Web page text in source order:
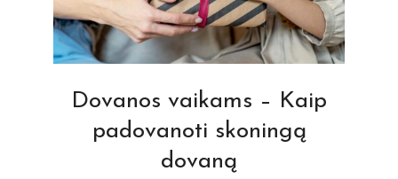
Dovanos vaikams – Kaip
padovanoti skoningą
dovaną